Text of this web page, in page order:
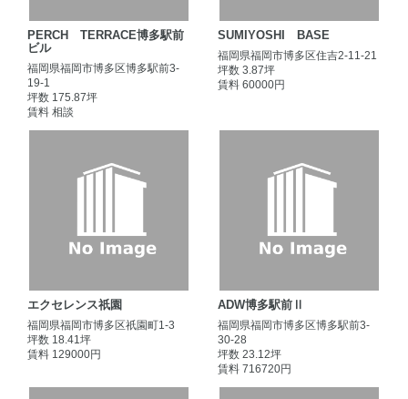
PERCH TERRACE博多駅前
ビル
福岡県福岡市博多区博多駅前3-
19-1
坪数 175.87坪
賃料 相談
SUMIYOSHI BASE
福岡県福岡市博多区住吉2-11-21
坪数 3.87坪
賃料 60000円
エクセレンス祇園
福岡県福岡市博多区祇園町1-3
坪数 18.41坪
賃料 129000円
ADW博多駅前Ⅱ
福岡県福岡市博多区博多駅前3-
30-28
坪数 23.12坪
賃料 716720円